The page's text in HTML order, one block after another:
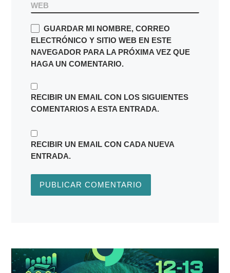
WEB
GUARDAR MI NOMBRE, CORREO
ELECTRÓNICO Y SITIO WEB EN ESTE
NAVEGADOR PARA LA PRÓXIMA VEZ QUE
HAGA UN COMENTARIO.
RECIBIR UN EMAIL CON LOS SIGUIENTES
COMENTARIOS A ESTA ENTRADA.
RECIBIR UN EMAIL CON CADA NUEVA
ENTRADA.